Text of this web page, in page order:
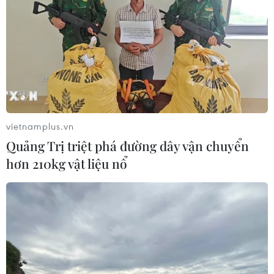
ASEAN Cup 2026: Indonesia tổn thất
lực lượng trước trận quyết đấu tuyển
03/08/2026 07:21
Xem thêm
Tổng Biên tập: TRẦN TIẾN DUẨN
Phó Tổng Biên tập: NGUYỄN THỊ TÁM, KHÚC THANH
THỦY
vietnamplus.vn
Quảng Trị triệt phá đường dây vận chuyển
hơn 210kg vật liệu nổ